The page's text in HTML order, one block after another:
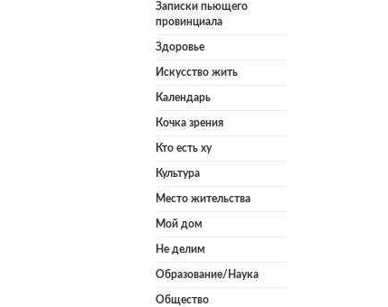
Записки пьющего
провинциала
Здоровье
Искусство жить
Календарь
Кочка зрения
Кто есть ху
Культура
Место жительства
Мой дом
Не делим
Образование/Наука
Общество